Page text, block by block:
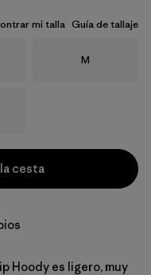
mi talla Guía de tallaje
Talla
M
cesta
Hoody es ligero, muy